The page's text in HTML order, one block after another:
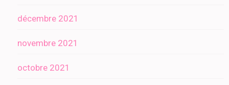
décembre 2021
novembre 2021
octobre 2021